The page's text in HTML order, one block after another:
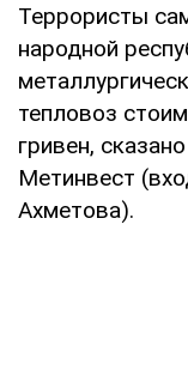
Террористы
народной
тепловоз
гривен,
Метинвест
Ахметова).